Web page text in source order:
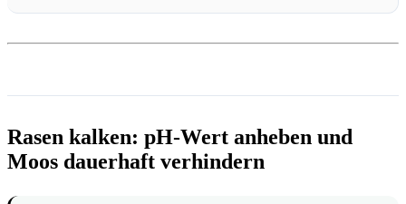
Rasen kalken: pH-Wert anheben und
Moos dauerhaft verhindern